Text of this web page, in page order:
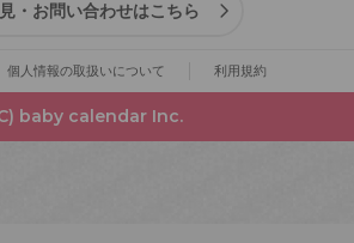
・お問い合わせはこちら
個人情報の取扱いについて 利用規約
baby calendar Inc.